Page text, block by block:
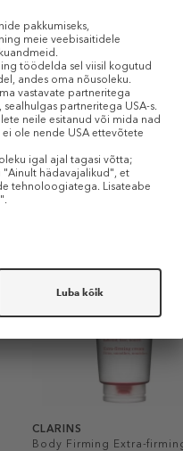
CLARINS
Body Firming Extra-